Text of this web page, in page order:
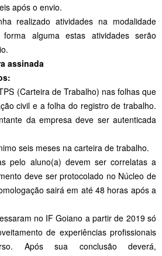
após o envio.
realizado atividades na modalidade
forma alguma estas atividades serão
assinada
(Carteira de Trabalho) nas folhas que
civil e a folha do registro de trabalho.
da empresa deve ser autenticada
seis meses na carteira de trabalho.
pelo aluno(a) devem ser correlatas a
deve ser protocolado no Núcleo de
sairá em até 48 horas após a
no IF Goiano a partir de 2019 só
de experiências profissionais
Após sua conclusão deverá,